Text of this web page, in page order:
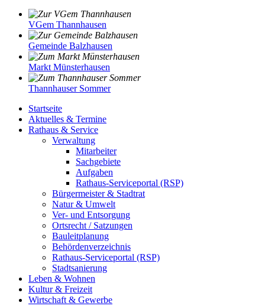
VGem Thannhausen
Gemeinde Balzhausen
Markt Münsterhausen
Thannhauser Sommer
Startseite
Aktuelles & Termine
Rathaus & Service
Verwaltung
Mitarbeiter
Sachgebiete
Aufgaben
Rathaus-Serviceportal (RSP)
Bürgermeister & Stadtrat
Natur & Umwelt
Ver- und Entsorgung
Ortsrecht / Satzungen
Bauleitplanung
Behördenverzeichnis
Rathaus-Serviceportal (RSP)
Stadtsanierung
Leben & Wohnen
Kultur & Freizeit
Wirtschaft & Gewerbe